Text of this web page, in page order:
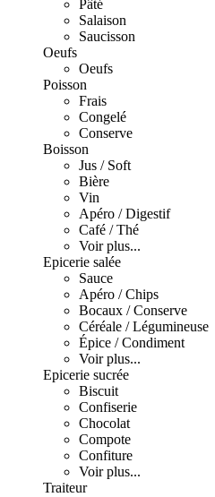
Pâté
Salaison
Saucisson
Oeufs
Oeufs
Poisson
Frais
Congelé
Conserve
Boisson
Jus / Soft
Bière
Vin
Apéro / Digestif
Café / Thé
Voir plus...
Epicerie salée
Sauce
Apéro / Chips
Bocaux / Conserve
Céréale / Légumineuse
Épice / Condiment
Voir plus...
Epicerie sucrée
Biscuit
Confiserie
Chocolat
Compote
Confiture
Voir plus...
Traiteur